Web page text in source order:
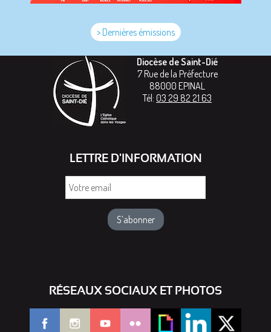
> Dernières émissions
Diocèse de Saint-Dié
7 Rue de la Préfecture
88000 EPINAL
Tél: 03 29 82 21 63
LETTRE D'INFORMATION
RÉSEAUX SOCIAUX ET PHOTOS